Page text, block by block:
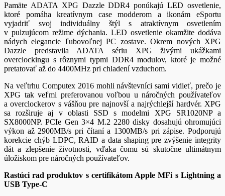
Pamäte ADATA XPG Dazzle DDR4 ponúkajú LED osvetlenie,
ktoré pomáha kreatívnym case modderom a ikonám eSportu
vyjadriť svoj individuálny štýl s atraktívnym osvetlením
v pulzujúcom režime dýchania. LED osvetlenie okamžite dodáva
nádych elegancie ľubovoľnej PC zostave. Okrem nových XPG
Dazzle predstavila ADATA sériu XPG živými ukážkami
overclockingu s rôznymi typmi DDR4 modulov, ktoré je možné
pretatovať až do 4400MHz pri chladení vzduchom.
Na veľtrhu Computex 2016 mohli návštevníci sami vidieť, prečo je
XPG tak veľmi preferovanou voľbou u náročných používateľov
a overclockerov s vášňou pre najnovší a najrýchlejší hardvér. XPG
sa rozširuje aj v oblasti SSD s modelmi XPG SR1020NP a
SX8000NP. PCIe Gen 3×4 M.2 2280 disky dosahujú ohromujúci
výkon až 2900MB/s pri čítaní a 1300MB/s pri zápise. Podporujú
korekcie chýb LDPC, RAID a data shaping pre zvýšenie integrity
dát a zlepšenie životnosti, vďaka čomu sú skutočne ultimátnym
úložiskom pre náročných používateľov.
Rastúci rad produktov s certifikátom Apple MFi s Lightning a
USB Type-C